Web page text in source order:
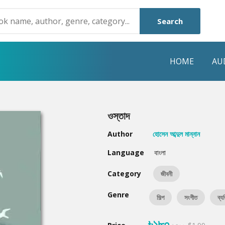
Search
HOME
Humayun Ahmed
Mouri Morium
Hot & New
ওস্তাদ
Author
হোসেন আব্দুল মান্নান
Language
বাংলা
Category জীবনী
Genre শিল্প সংগীত